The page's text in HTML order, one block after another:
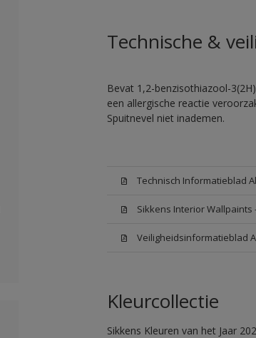
Technische &
Bevat 1,2-benzisothiazool-
een allergische reactie
Spuitnevel niet inademen.
Technisch Informatieblad
Sikkens Interior
Veiligheidsinformatieblad
Kleurcollectie
Sikkens Kleuren van het Jaar